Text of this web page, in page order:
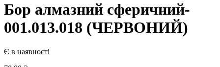
Бор алмазний сферичний-
001.013.018 (ЧЕРВОНИЙ)
Є в наявності